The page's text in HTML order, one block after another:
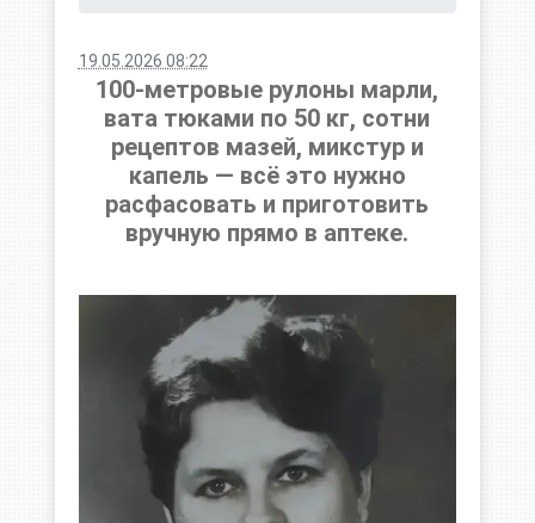
19.05.2026 08:22
100-метровые рулоны марли,
вата тюками по 50 кг, сотни
рецептов мазей, микстур и
капель — всё это нужно
расфасовать и приготовить
вручную прямо в аптеке.